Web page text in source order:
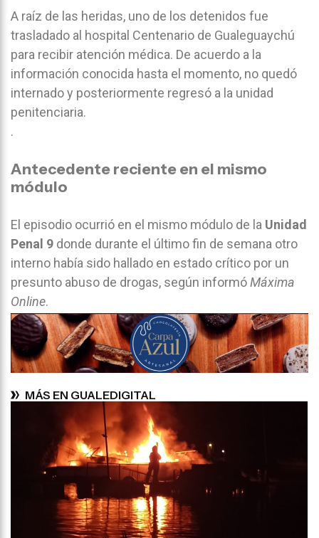
A raíz de las heridas, uno de los detenidos fue
trasladado al hospital Centenario de Gualeguaychú
para recibir atención médica. De acuerdo a la
información conocida hasta el momento, no quedó
internado y posteriormente regresó a la unidad
penitenciaria.
.
Antecedente reciente en el mismo
módulo
El episodio ocurrió en el mismo módulo de la Unidad
Penal 9 donde durante el último fin de semana otro
interno había sido hallado en estado crítico por un
presunto abuso de drogas, según informóMáxima
Online.
MÁS EN GUALEDIGITAL